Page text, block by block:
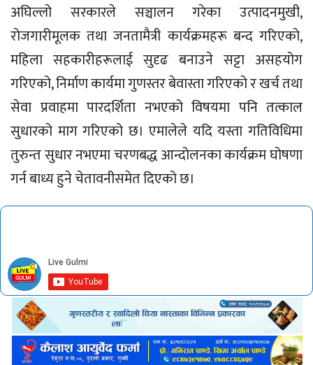
अघिल्लो सरकारले सञ्चालन गरेका उत्पादनमुखी,
रोजगारीमूलक तथा जनतामैत्री कार्यक्रमहरू बन्द गरिएको,
महिला सहकारीहरूलाई सुदृढ बनाउने सट्टा असहयोग
गरिएको, निर्माण कार्यमा गुणस्तर बेवास्ता गरिएको र खर्च तथा
सेवा प्रवाहमा पारदर्शिता नभएको विषयमा पनि तत्काल
सुधारको माग गरिएको छ। एमालेले यदि यस्ता गतिविधिमा
तुरुन्त सुधार नभएमा चरणबद्ध आन्दोलनका कार्यक्रम घोषणा
गर्न बाध्य हुने चेतावनीसमेत दिएको छ।